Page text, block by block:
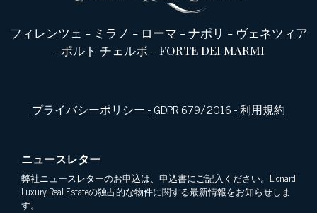
フィレンツェ - ミラノ - ローマ -ナポリ - ヴェネツィア
- ポルト チェルボ -FORTE DEI MARMI
プライバシーポリシー-GDPR 679/2016-利用規約
ニュースレター
弊社ニュースレターのお申込は、申込書にご記入ください。Lionard
Luxury Real Estateの独占的な物件に関する最新情報をお知らせしま
す。